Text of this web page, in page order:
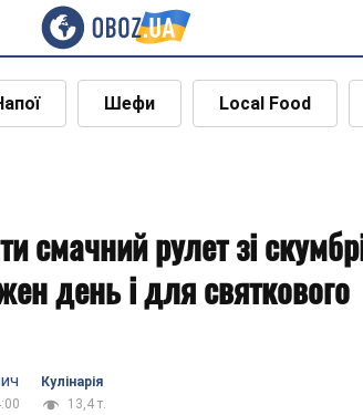
Шефи Local Food
смачний рулет зі
день і для святкового
Кулінарія
13,4 т.